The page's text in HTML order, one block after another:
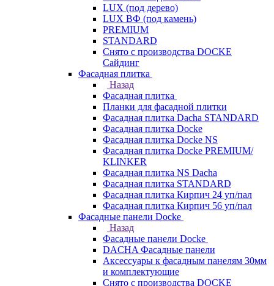
LUX (под дерево)
LUX ВФ (под камень)
PREMIUM
STANDARD
Снято с производства DOCKE
Сайдинг
Фасадная плитка
Назад
Фасадная плитка
Планки для фасадной плитки
Фасадная плитка Dacha STANDARD
Фасадная плитка Docke
Фасадная плитка Docke NS
Фасадная плитка Docke PREMIUM/
KLINKER
Фасадная плитка NS Dacha
Фасадная плитка STANDARD
Фасадная плитка Кирпич 24 уп/пал
Фасадная плитка Кирпич 56 уп/пал
Фасадные панели Docke
Назад
Фасадные панели Docke
DACHA Фасадные панели
Аксессуары к фасадным панелям 30мм
и комплектующие
Снято с производства DOCKE